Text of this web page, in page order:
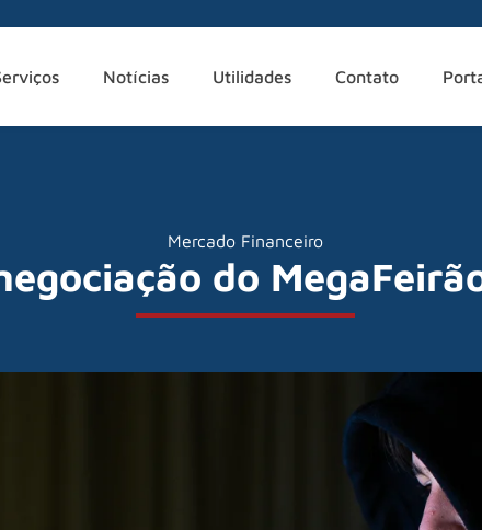
Notícias Utilidades Contato
Mercado Financeiro
do